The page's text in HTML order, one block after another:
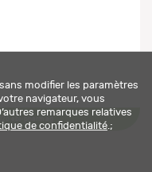
modifier les paramètres
navigateur, vous
remarques relatives
de confidentialité .;